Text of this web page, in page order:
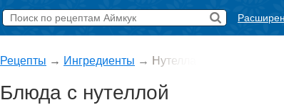
Рецепты → Ингредиенты → Нутелла
Блюда с нутеллой